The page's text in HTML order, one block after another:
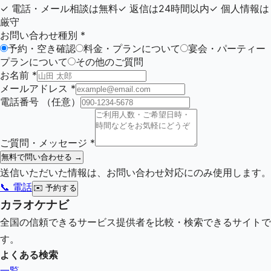
✓ 電話・メール相談は無料✓ 返信は24時間以内✓ 個人情報は
厳守
お問い合わせ種別 *
予約・空き確認
料金・プランについて
宴会・パーティー
プランについて
その他のご質問
お名前 *
メールアドレス *
電話番号
（任意）
ご質問・メッセージ *
無料で問い合わせる →
送信いただいた情報は、お問い合わせ対応にのみ使用します。
📞 電話 ✉️ 予約する
カラオケナビ
全国の信頼できるサービス提供者を比較・検索できるサイトで
す。
よくある検索